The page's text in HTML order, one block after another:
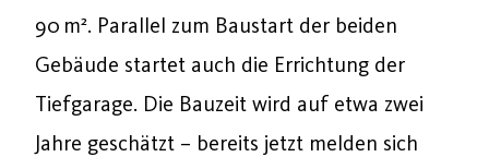
90 m². Parallel zum Baustart der beiden
Gebäude startet auch die Errichtung der
Tiefgarage. Die Bauzeit wird auf etwa zwei
Jahre geschätzt – bereits jetzt melden sich